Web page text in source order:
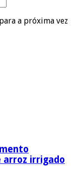
a próxima vez
arroz irrigado